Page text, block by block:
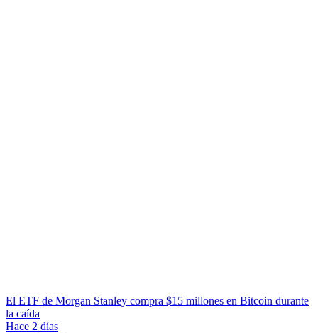
El ETF de Morgan Stanley compra $15 millones en Bitcoin durante
la caída
Hace 2 días